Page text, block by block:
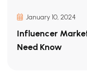
January 10, 2024
Influencer
Need Know